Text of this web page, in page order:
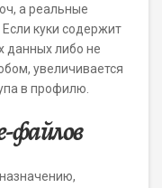
а реальные
куки содержит
данных либо не
увеличивается
в профилю.
файлов